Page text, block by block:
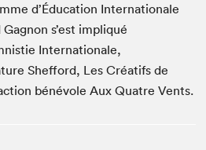
d’Éducation Internationale
s’est impliqué
Internationale,
Shefford, Les Créatifs de
bénévole Aux Quatre Vents.